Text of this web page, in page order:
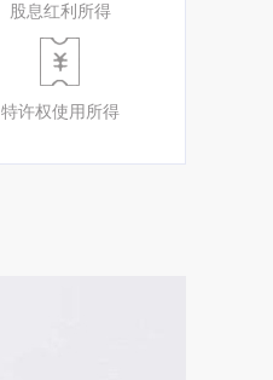
股息红利所得
特许权使用所得